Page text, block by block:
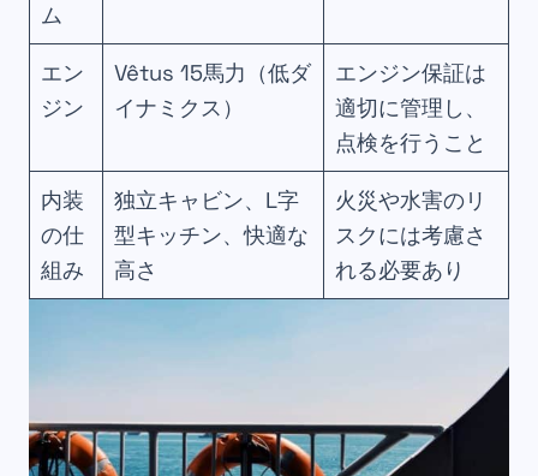
ム
エン
ジン
Vêtus 15馬力（低ダ
イナミクス）
エンジン保証は
適切に管理し、
点検を行うこと
内装
の仕
組み
独立キャビン、L字
型キッチン、快適な
高さ
火災や水害のリ
スクには考慮さ
れる必要あり